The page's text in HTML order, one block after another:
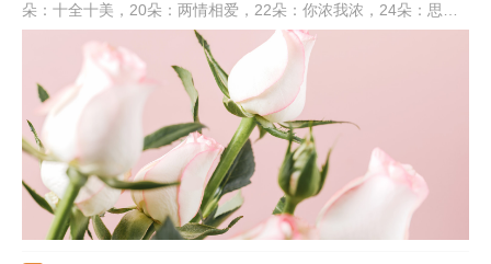
朵：十全十美，20朵：两情相爱，22朵：你浓我浓，24朵：思念
纯洁的爱，33朵：三生三世，40朵：誓死不渝的爱情，50朵：无
悔的爱，66朵：事事顺利、六六大顺，77朵：喜相逢、求婚，99
朵：天长地久。